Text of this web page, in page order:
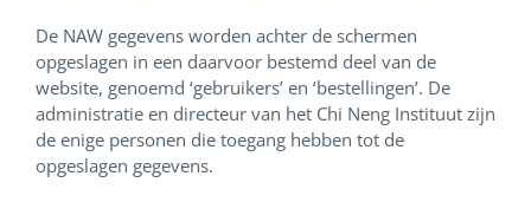
De NAW gegevens worden achter de schermen
opgeslagen in een daarvoor bestemd deel van de
website, genoemd ‘gebruikers’ en ‘bestellingen’. De
administratie en directeur van het Chi Neng Instituut zijn
de enige personen die toegang hebben tot de
opgeslagen gegevens.